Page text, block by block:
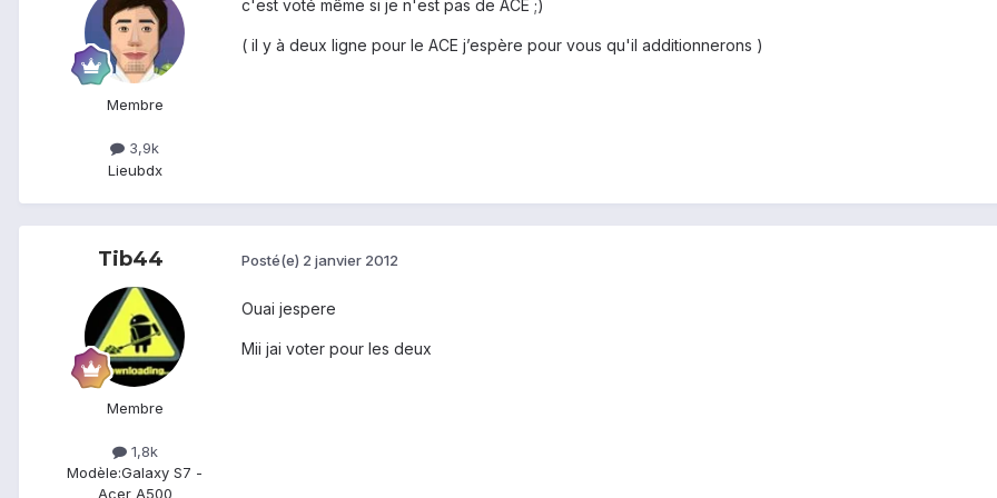
Membre
3,9k
Lieubdx
c'est voté même si je n'est pas de ACE ;)
( il y à deux ligne pour le ACE j’espère pour vous qu'il additionnerons )
Tib44
Membre
1,8k
Modèle:Galaxy S7 -
Acer A500
Posté(e) 2 janvier 2012
Ouai jespere
Mii jai voter pour les deux